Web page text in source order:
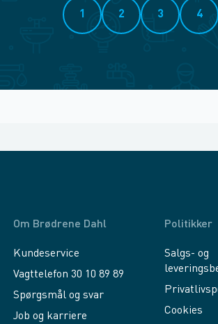
1 2 3 4
Om Brødrene Dahl
Kundeservice
Vagttelefon 30 10 89 89
Spørgsmål og svar
Job og karriere
Politikker
Salgs- og
Cookies